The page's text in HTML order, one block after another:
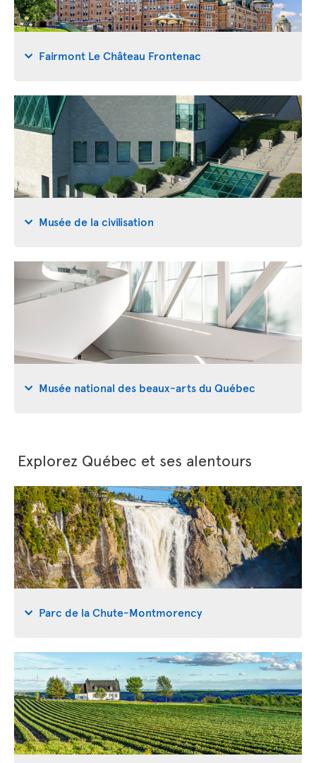
Fairmont Le Château Frontenac
Musée de la civilisation
Musée national des beaux-arts du Québec
Explorez Québec et ses alentours
Parc de la Chute-Montmorency